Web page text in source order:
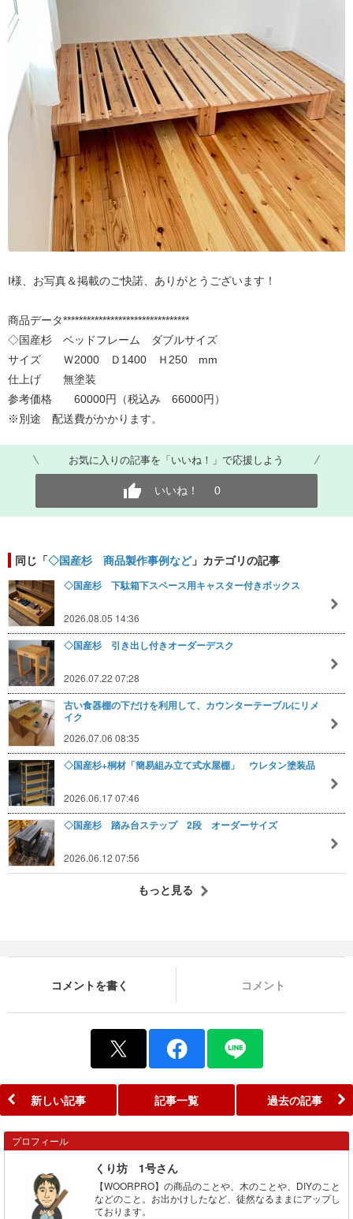
I様、お写真＆掲載のご快諾、ありがとうございます！
商品データ********************************
◇国産杉 ベッドフレーム ダブルサイズ
サイズ Ｗ2000 Ｄ1400 Ｈ250 mm
仕上げ 無塗装
参考価格 60000円（税込み 66000円）
※別途 配送費がかかります。
お気に入りの記事を「いいね！」で応援しよう
いいね！ 0
同じ「◇国産杉 商品製作事例など」カテゴリの記事
◇国産杉 下駄箱下スペース用キャスター付きボックス
2026.08.05 14:36
◇国産杉 引き出し付きオーダーデスク
2026.07.22 07:28
古い食器棚の下だけを利用して、カウンターテーブルにリメ
イク
2026.07.06 08:35
◇国産杉+桐材「簡易組み立て式水屋棚」 ウレタン塗装品
2026.06.17 07:46
◇国産杉 踏み台ステップ 2段 オーダーサイズ
2026.06.12 07:56
もっと見る
コメントを書く コメント
新しい記事 記事一覧 過去の記事
プロフィール
くり坊 1号さん
【WOORPRO】の商品のことや、木のことや、DIYのこと
などのこと。お出かけしたなど、徒然なるままにアップし
ております。